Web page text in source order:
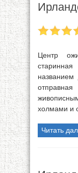
Центр
холмами и
Читать